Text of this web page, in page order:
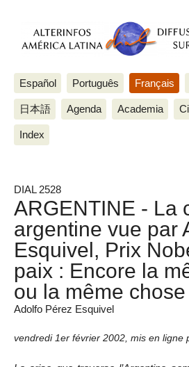
Español Português Français
日本語 Agenda Academia
Index
DIAL 2528
ARGENTINE - La
argentine vue par
Esquivel, Prix
paix : Encore la
ou la même
Adolfo Pérez Esquivel
vendredi 1er février 2002 mis en ligne